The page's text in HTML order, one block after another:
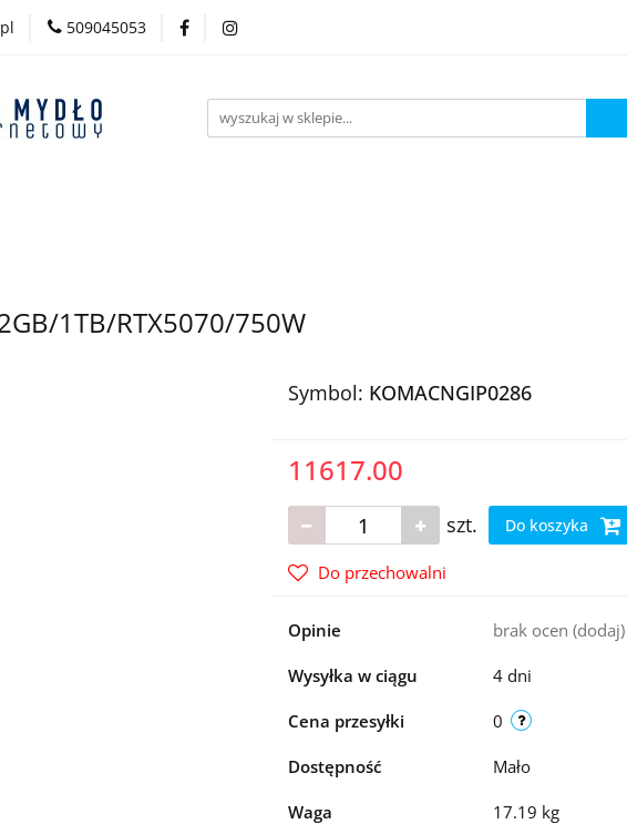
509045053
1TB/RTX5070/750W
Symbol: KOMACNGIP0286
11617.00
szt. Do koszyka
Do przechowalni
Opinie brak ocen (dodaj)
Wysyłka w ciągu 4 dni
Cena przesyłki 0
Dostępność Mało
Waga 17.19 kg